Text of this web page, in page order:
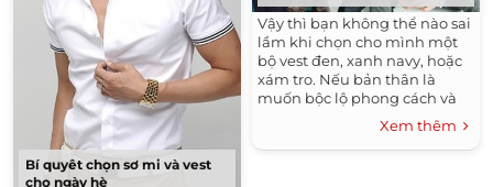
Bí quyêt chọn sơ mi và vest
cho ngày hè
Vậy thì bạn không thể nào sai
lầm khi chọn cho mình một
bộ vest đen, xanh navy, hoặc
xám tro. Nếu bản thân là
muốn bộc lộ phong cách và
sự ấn tượng, thì đừng ngần
ngại chọn cho mình những
gam màu sáng, chất liệu lạ,
Xem thêm